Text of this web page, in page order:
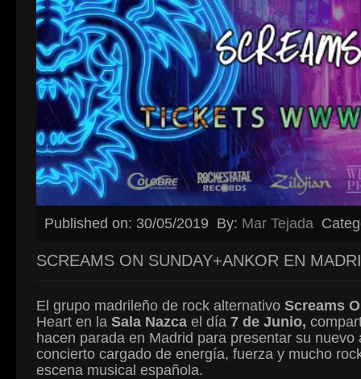
Published on: 30/05/2019 By: Mar Tejada
SCREAMS ON SUNDAY+ANKOR EN
El grupo madrileño de rock alternativo Screams
Heart en la Sala Nazca el día 7 de Junio,
hacen parada en Madrid para presentar su
concierto cargado de energía, fuerza y mucho
escena musical española.